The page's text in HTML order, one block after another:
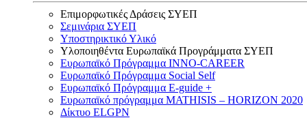
Επιμορφωτικές Δράσεις ΣΥΕΠ
Σεμινάρια ΣΥΕΠ
Υποστηρικτικό Υλικό
Υλοποιηθέντα Ευρωπαϊκά Προγράμματα ΣΥΕΠ
Ευρωπαϊκό Πρόγραμμα INNO-CAREER
Ευρωπαϊκό Πρόγραμμα Social Self
Ευρωπαϊκό Πρόγραμμα E-guide +
Ευρωπαϊκό πρόγραμμα MATHISIS – HORIZON 2020
Δίκτυο ELGPN